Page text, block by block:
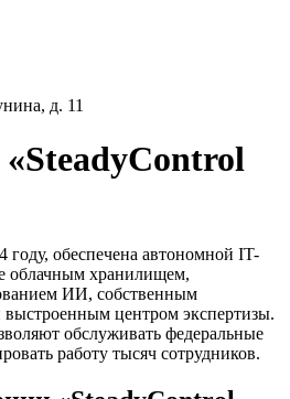
д. 11
году, обеспечена автономной IT-
облачным хранилищем,
ИИ, собственным
центром экспертизы.
обслуживать федеральные
работу тысяч сотрудников.